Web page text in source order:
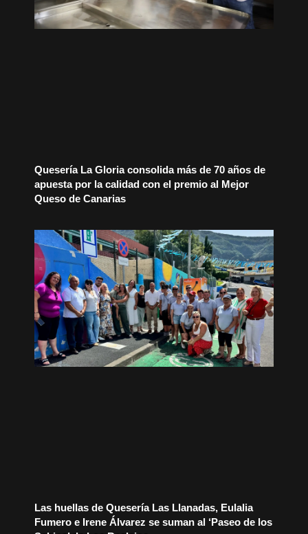
Quesería La Gloria consolida más de 70 años de
apuesta por la calidad con el premio al Mejor
Queso de Canarias
Las huellas de Quesería Las Llanadas, Eulalia
Fumero e Irene Álvarez se suman al ‘Paseo de los